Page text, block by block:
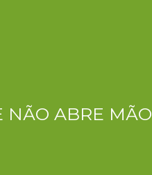
NÃO ABRE